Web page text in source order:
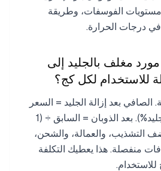
الفوسفات، وطريقة
في درجات الحرارة.
مغلف بالجليد إلى
للاستخدام لكل كج؟
بعد إزالة الجليد = السعر
÷ (1 − نسبة طبقة الجليد%). بعد الذوبان = السابق ÷ (1
التشذيب، والعمالة، والشحن،
منفصلة. هذا يعطيك التكلفة